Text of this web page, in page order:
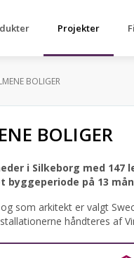
Projekter
BOLIGER
BOLIGER
i Silkeborg med 147
byggeperiode på 13
som arkitekt er valgt
håndteres af